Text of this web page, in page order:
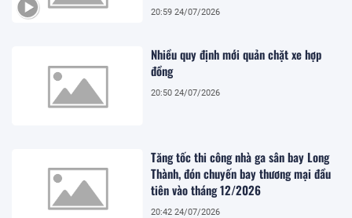
20:59 24/07/2026
Nhiều quy định mới quản chặt xe hợp
đồng
20:50 24/07/2026
Tăng tốc thi công nhà ga sân bay Long
Thành, đón chuyến bay thương mại đầu
tiên vào tháng 12/2026
20:42 24/07/2026